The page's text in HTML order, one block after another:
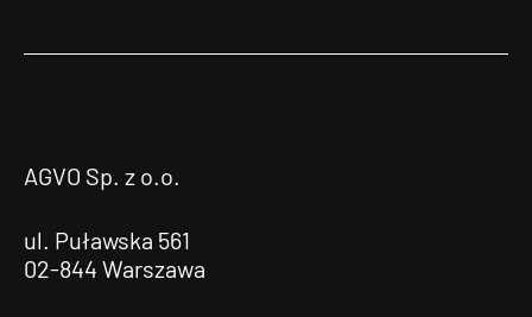
AGVO Sp. z o.o.
ul. Puławska 561
02-844 Warszawa